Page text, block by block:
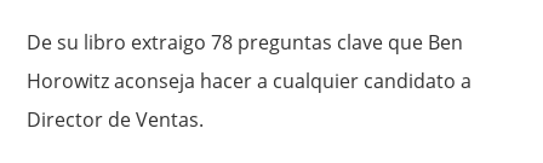
De su libro extraigo 78 preguntas clave que Ben
Horowitz aconseja hacer a cualquier candidato a
Director de Ventas.